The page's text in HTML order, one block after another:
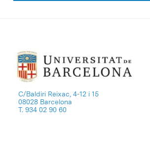
C/Baldiri Reixac, 4-12 i 15
08028 Barcelona
T. 934 02 90 60